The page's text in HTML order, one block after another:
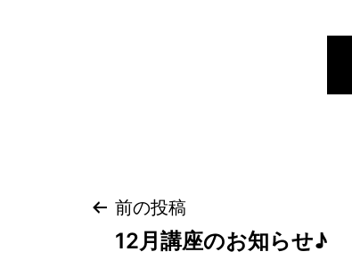
投前の投稿
12月講座のお知らせ♪